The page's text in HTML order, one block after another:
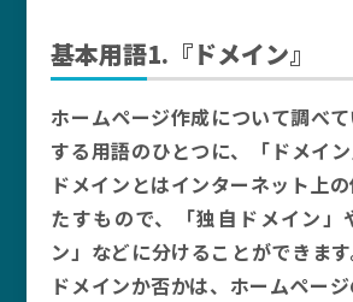
基本用語1.『ドメイン』
ホームページ作成について調べ
する用語のひとつに、「ドメイン
ドメインとはインターネット上
たすもので、「独自ドメイン」
ン」などに分けることができま
ドメインか否かは、ホームペー